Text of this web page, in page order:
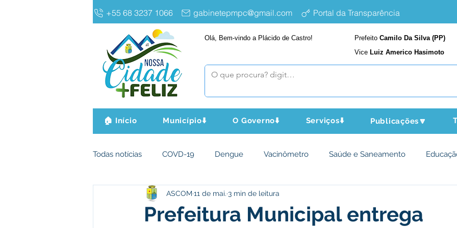
+55 68 3237 1066 gabinetepmpc@gmail.com Portal da Transparência
Olá, Bem-vindo a Plácido de Castro! Prefeito Camilo Da Silva (PP)
Vice Luiz Americo Hasimoto
🏠 Início Município⬇️ O Governo⬇️ Serviços⬇️ Publicações🔽
Todas notícias COVD-19 Dengue Vacinômetro Saúde e Saneamento
Infraestrutura e Obras Agricultura e Meio Ambiente
Prefeitura Municipal entrega
ASCOM 11 de mai. 3 min de leitura